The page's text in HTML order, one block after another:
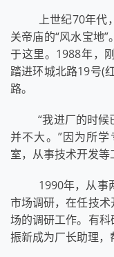
上世纪70年代
关帝庙的“风水宝地
于这里。1988年，
踏进环城北路19号(
路。
“我进厂的时
并不大。”因为所
室，从事技术开发等
1990年，从事
市场调研，在任技
场的调研工作。有
振新成为厂长助理，